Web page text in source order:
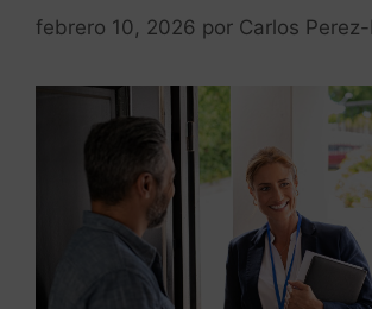
febrero 10, 2026 por Carlos